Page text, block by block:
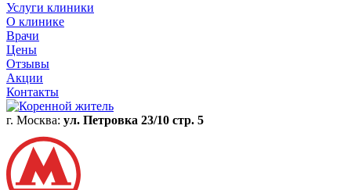
Услуги клиники
О клинике
Врачи
Цены
Отзывы
Акции
Контакты
г. Москва: ул. Петровка 23/10 стр. 5